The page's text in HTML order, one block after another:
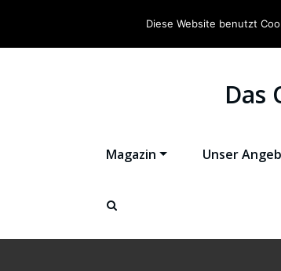
Das
Magazin Unser
Diese Website benutzt